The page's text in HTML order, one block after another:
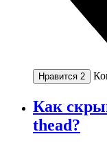
Нравится 2
Как
thead?